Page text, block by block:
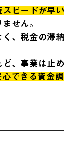
ピードが早
せん。
、税金の滞
ど、事業は止
できる資金